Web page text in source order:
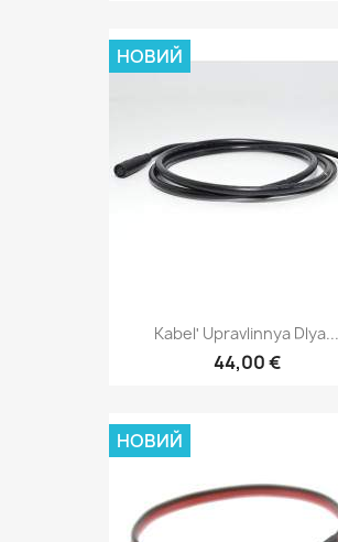
Kabelʹ Upravlinnya Dlya...
44,00 €
НОВИЙ
НОВИЙ